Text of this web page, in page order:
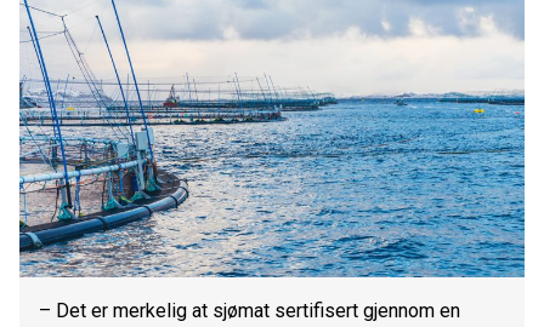
– Det er merkelig at sjømat sertifisert gjennom en